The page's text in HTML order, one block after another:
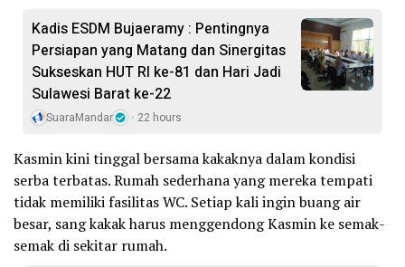
Kadis ESDM Bujaeramy : Pentingnya
Persiapan yang Matang dan Sinergitas
Sukseskan HUT RI ke-81 dan Hari Jadi
Sulawesi Barat ke-22
SuaraMandar 22 hours
Kasmin kini tinggal bersama kakaknya dalam kondisi
serba terbatas. Rumah sederhana yang mereka tempati
tidak memiliki fasilitas WC. Setiap kali ingin buang air
besar, sang kakak harus menggendong Kasmin ke semak-
semak di sekitar rumah.